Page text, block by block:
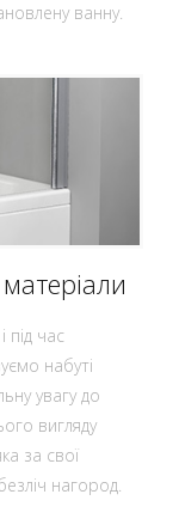
ванну.
під час
набуті
увагу до
вигляду
за свої
нагород.